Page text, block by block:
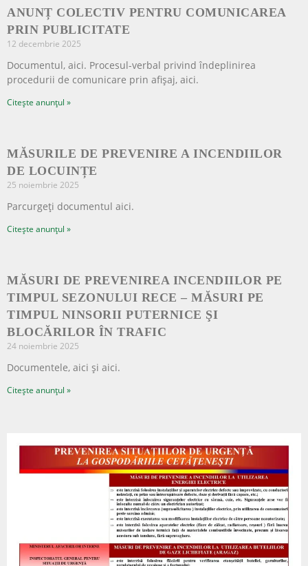
ANUNȚ COLECTIV PENTRU COMUNICAREA
PRIN PUBLICITATE
12 decembrie 2025
Documentul, aici. Procesul-verbal privind îndeplinirea
procedurii de comunicare prin afișaj, aici.
Citește anunțul »
MĂSURILE DE PREVENIRE A INCENDIILOR
DE LOCUINȚE
25 noiembrie 2025
Parcurgeți documentul aici.
Citește anunțul »
MĂSURI DE PREVENIREA INCENDIILOR PE
TIMPUL SEZONULUI RECE – MĂSURI PE
TIMPUL NINSORII PUTERNICE ŞI
BLOCĂRILOR ÎN TRAFIC
24 noiembrie 2025
Documentele, aici și aici.
Citește anunțul »